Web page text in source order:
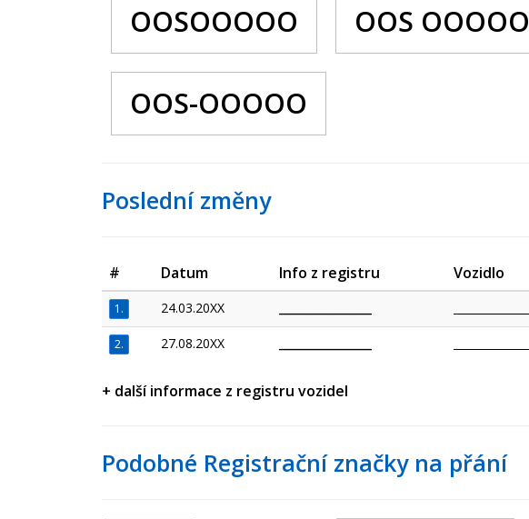
OOSOOOOO OOS OOOOO
OOS-OOOOO
Poslední změny
# Datum Info z registru Vozidlo
1. 24.03.20XX
2. 27.08.20XX
+ další informace z registru vozidel
Podobné Registrační značky na přání